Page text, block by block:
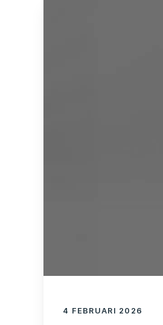
4 FEBRUARI 2026